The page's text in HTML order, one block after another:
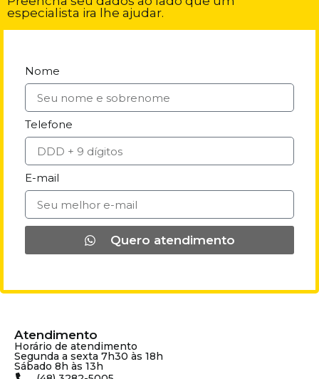
especialista ira lhe ajudar.
Nome
Telefone
E-mail
Quero atendimento
Atendimento
Horário de atendimento
Segunda a sexta 7h30 às 18h
Sábado 8h às 13h